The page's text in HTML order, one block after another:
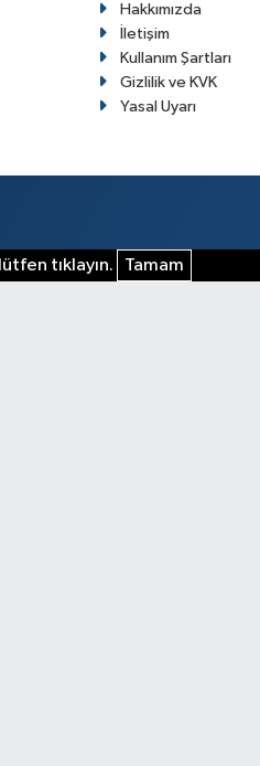
Hakkımızda
İletişim
Kullanım Şartları
Gizlilik ve KVK
Yasal Uyarı
tıklayın. Tamam